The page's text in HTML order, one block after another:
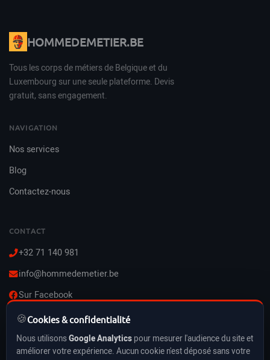
🍪Cookies & confidentialité
Nous utilisonsGoogle Analytics pour mesurer l'audience du site et
améliorer votre expérience. Aucun cookie n'est déposé sans votre
HOMMEDEMETIER.BE
Tous les corps de métiers de Belgique et du
Luxembourg sur une seule plateforme. Devis
gratuit, sans engagement.
NAVIGATION
Nos services
Blog
Contactez-nous
CONTACT
+32 71 140 981
info@hommedemetier.be
Sur Facebook
Lun–Ven : 8h–21h
Vacances & jours fériés inclus